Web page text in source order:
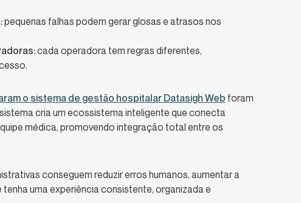
pequenas falhas podem gerar glosas e atrasos nos
cada operadora tem regras diferentes,
o sistema de gestão hospitalar Datasigh Web foram
cria um ecossistema inteligente que conecta
médica, promovendo integração total entre os
conseguem reduzir erros humanos, aumentar a
uma experiência consistente, organizada e